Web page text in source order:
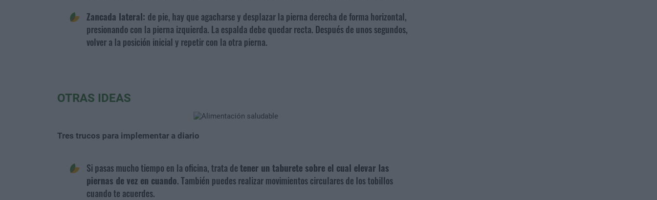
Zancada lateral: de pie, hay que agacharse y desplazar la pierna derecha de forma horizontal,
presionando con la pierna izquierda. La espalda debe quedar recta. Después de unos segundos,
volver a la posición inicial y repetir con la otra pierna.
OTRAS IDEAS
Tres trucos para implementar a diario
Si pasas mucho tiempo en la oficina, trata detener un taburete sobre el cual elevar las
piernas de vez en cuando. También puedes realizar movimientos circulares de los tobillos
cuando te acuerdes.